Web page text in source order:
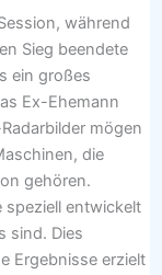
während
Sieg beendete
ein großes
Ex-Ehemann
mögen
die
gehören.
speziell entwickelt
sind. Dies
Ergebnisse erzielt